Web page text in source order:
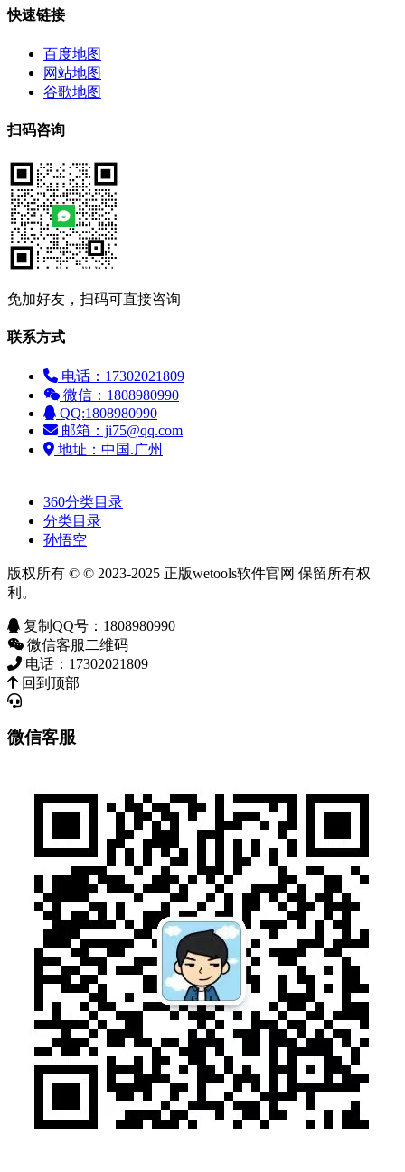
快速链接
百度地图
网站地图
谷歌地图
扫码咨询
免加好友，扫码可直接咨询
联系方式
电话：17302021809
微信：1808980990
QQ:1808980990
邮箱：ji75@qq.com
地址：中国.广州
360分类目录
分类目录
孙悟空
版权所有 © © 2023-2025 正版wetools软件官网 保留所有权
利。
复制QQ号：1808980990
微信客服二维码
电话：17302021809
回到顶部
微信客服